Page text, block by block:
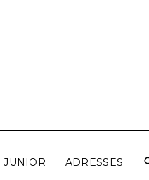
JUNIOR ADRESSES